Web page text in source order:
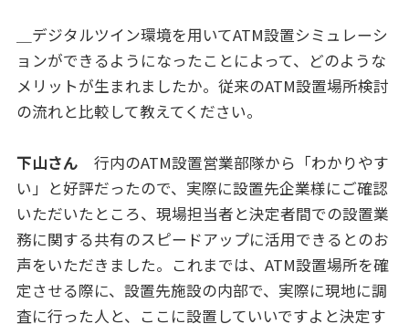
＿デジタルツイン環境を用いてATM設置シミュレーシ
ョンができるようになったことによって、どのような
メリットが生まれましたか。従来のATM設置場所検討
の流れと比較して教えてください。
下山さん 行内のATM設置営業部隊から「わかりやす
い」と好評だったので、実際に設置先企業様にご確認
いただいたところ、現場担当者と決定者間での設置業
務に関する共有のスピードアップに活用できるとのお
声をいただきました。これまでは、ATM設置場所を確
定させる際に、設置先施設の内部で、実際に現地に調
査に行った人と、ここに設置していいですよと決定す